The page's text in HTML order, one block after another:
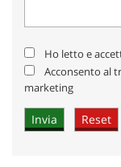
Ho letto e
Acconsento al
marketing